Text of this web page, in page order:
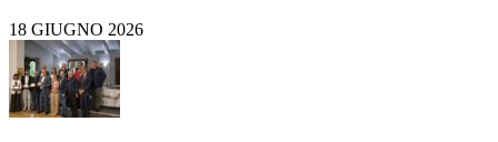
18 GIUGNO 2026